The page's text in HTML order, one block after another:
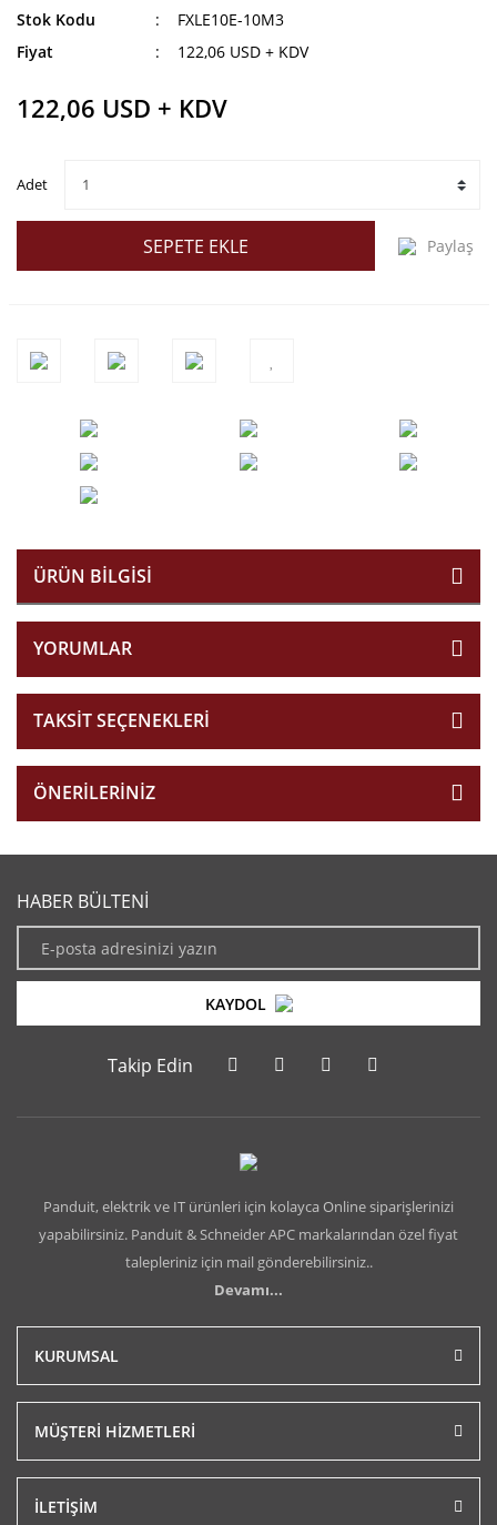
Stok Kodu
FXLE10E-10M3
Fiyat
122,06 USD + KDV
122,06 USD + KDV
Adet
SEPETE EKLE Paylaş
ÜRÜN BILGISI
YORUMLAR
TAKSIT SEÇENEKLERI
ÖNERILERINIZ
HABER BÜLTENİ
KAYDOL
Takip Edin
Panduit, elektrik ve IT ürünleri için kolayca Online siparişlerinizi
yapabilirsiniz. Panduit & Schneider APC markalarından özel fiyat
talepleriniz için mail gönderebilirsiniz..
Devamı...
KURUMSAL
MÜŞTERİ HİZMETLERİ
İLETİŞİM